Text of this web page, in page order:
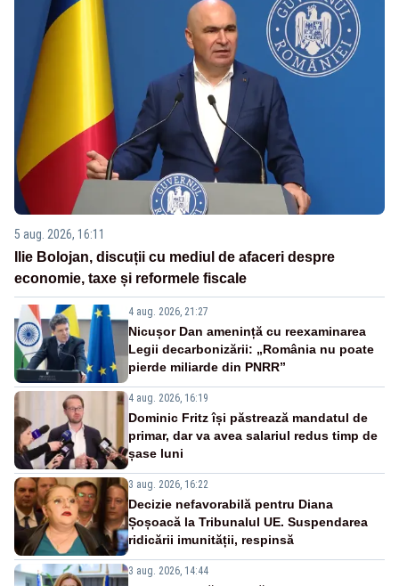
5 aug. 2026, 16:11
Ilie Bolojan, discuții cu mediul de afaceri despre
economie, taxe și reformele fiscale
4 aug. 2026, 21:27
Nicușor Dan amenință cu reexaminarea
Legii decarbonizării: „România nu poate
pierde miliarde din PNRR”
4 aug. 2026, 16:19
Dominic Fritz își păstrează mandatul de
primar, dar va avea salariul redus timp de
șase luni
3 aug. 2026, 16:22
Decizie nefavorabilă pentru Diana
Șoșoacă la Tribunalul UE. Suspendarea
ridicării imunității, respinsă
3 aug. 2026, 14:44